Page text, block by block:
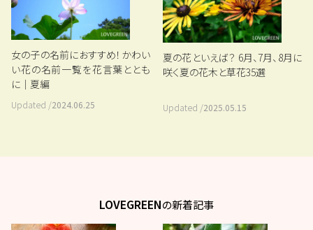
女の子の名前におすすめ！かわい
い花の名前一覧を花言葉ととも
に｜夏編
Updated /2024.06.25
夏の花といえば？ 6月、7月、8月に
咲く夏の花木と草花35選
Updated /2025.05.15
LOVEGREENの新着記事